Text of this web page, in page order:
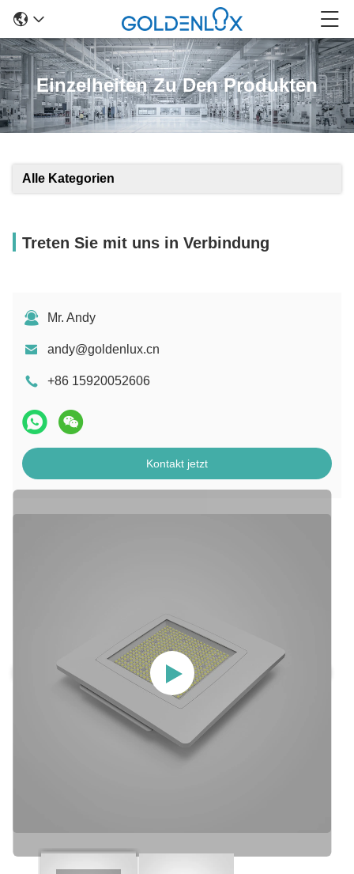
Einzelheiten Zu Den Produkten
Alle Kategorien
Treten Sie mit uns in Verbindung
Mr. Andy
andy@goldenlux.cn
+86 15920052606
Kontakt jetzt